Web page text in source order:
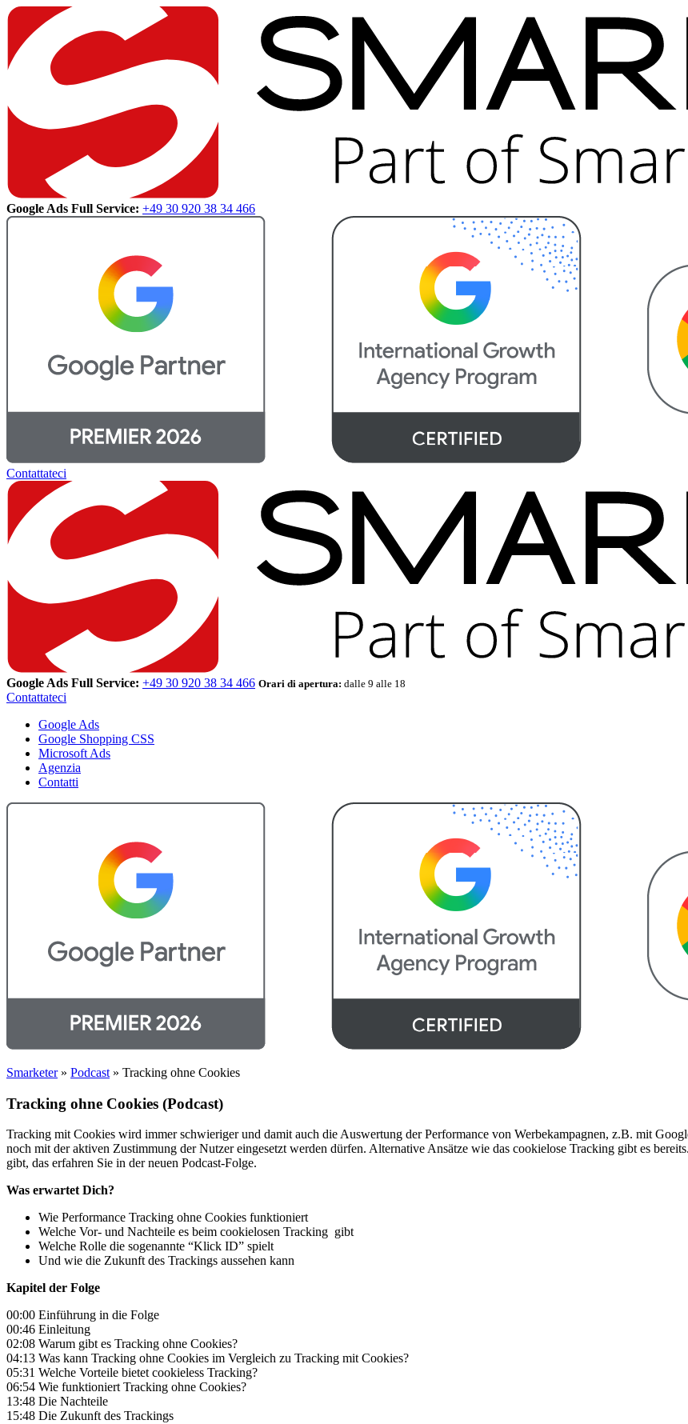
Google Ads Full Service: +49 30 920 38 34 466
Contattateci
Google Ads Full Service: +49 30 920 38 34 466 Orari di apertura: dalle 9 alle 18
Contattateci
Google Ads
Google Shopping CSS
Microsoft Ads
Agenzia
Contatti
Smarketer» Podcast » Tracking ohne Cookies
Tracking ohne Cookies (Podcast)
Tracking mit Cookies wird immer schwieriger und damit auch die Auswertung der Performance von Werbekampagnen, z.B. mit
noch mit der aktiven Zustimmung der Nutzer eingesetzt werden dürfen. Alternative Ansätze wie das cookielose Tracking gibt es
gibt, das erfahren Sie in der neuen Podcast-Folge.
Was erwartet Dich?
Wie Performance Tracking ohne Cookies funktioniert
Welche Vor- und Nachteile es beim cookielosen Tracking gibt
Welche Rolle die sogenannte “Klick ID” spielt
Und wie die Zukunft des Trackings aussehen kann
Kapitel der Folge
00:00 Einführung in die Folge
00:46 Einleitung
02:08 Warum gibt es Tracking ohne Cookies?
04:13 Was kann Tracking ohne Cookies im Vergleich zu Tracking mit Cookies?
05:31 Welche Vorteile bietet cookieless Tracking?
06:54 Wie funktioniert Tracking ohne Cookies?
13:48 Die Nachteile
15:48 Die Zukunft des Trackings